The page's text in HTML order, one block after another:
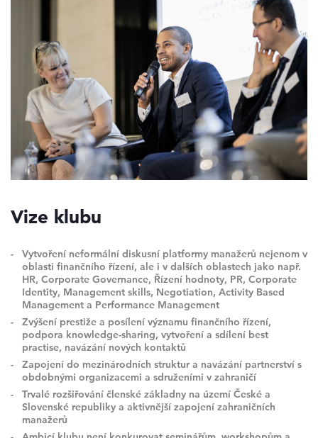
Vize klubu
Vytvoření neformální diskusní platformy manažerů nejenom v
oblasti finančního řízení, ale i v dalších oblastech jako např.
HR, Corporate Governance, Řízení hodnoty, PR, Corporate
Identity, Management skills, Negotiation, Activity Based
Management a Performance Management
Zvýšení prestiže a posílení významu finančního řízení,
podpora knowledge-sharing, vytvoření a sdílení best
practise, navázání nových kontaktů
Zapojení do mezinárodních struktur a navázání partnerství s
obdobnými organizacemi a sdruženími v zahraničí
Trvalé rozšiřování členské základny na území České a
Slovenské republiky a aktivnější zapojení zahraničních
manažerů